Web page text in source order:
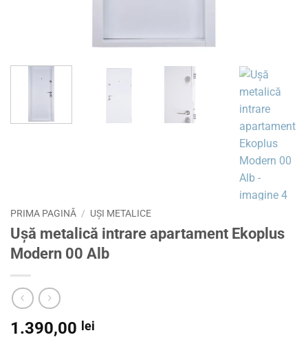
PRIMA PAGINĂ / UȘI METALICE
Ușă metalică intrare apartament Ekoplus
Modern 00 Alb
1.390,00 lei